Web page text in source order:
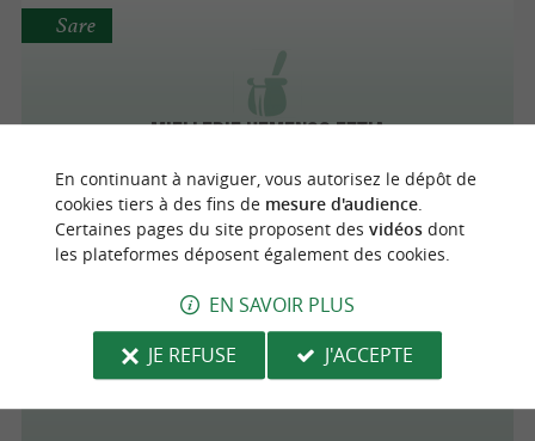
Miellerie Hemengo Eztia
Sare
FERME AGERRIA
Saint-Martin-d'Arberoue
En continuant à naviguer, vous autorisez le dépôt de
cookies tiers à des fins de mesure d'audience.
Certaines pages du site proposent des vidéosdont
les plateformes déposent également des cookies.
EN SAVOIR PLUS
JE REFUSE
J'ACCEPTE